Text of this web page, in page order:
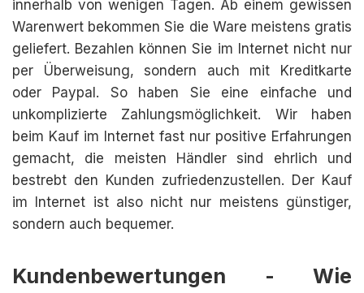
innerhalb von wenigen Tagen. Ab einem gewissen
Warenwert bekommen Sie die Ware meistens gratis
geliefert. Bezahlen können Sie im Internet nicht nur
per Überweisung, sondern auch mit Kreditkarte
oder Paypal. So haben Sie eine einfache und
unkomplizierte Zahlungsmöglichkeit. Wir haben
beim Kauf im Internet fast nur positive Erfahrungen
gemacht, die meisten Händler sind ehrlich und
bestrebt den Kunden zufriedenzustellen. Der Kauf
im Internet ist also nicht nur meistens günstiger,
sondern auch bequemer.
Kundenbewertungen - Wie